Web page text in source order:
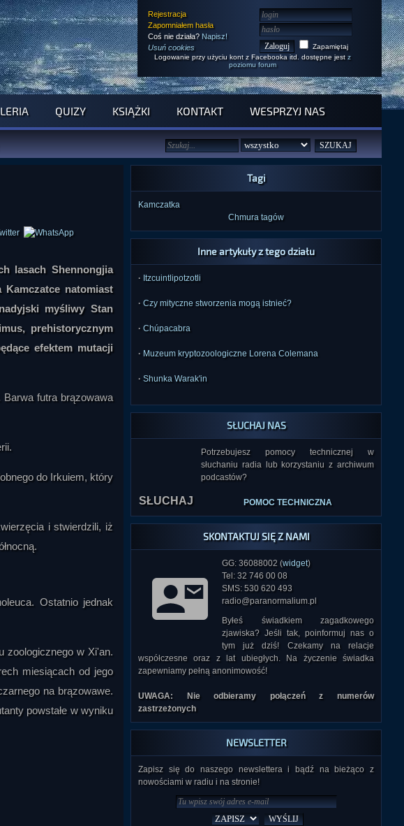
Rejestracja
Zapomniałem hasła
Coś nie działa? Napisz!
Usuń cookies
Zapamiętaj
Logowanie przy użyciu kont z Facebooka itd. dostępne jest z
poziomu forum
QUIZY KSIĄŻKI KONTAKT WESPRZYJ NAS
lasach Shennongjia
natomiast
myśliwy Stan
prehistorycznym
efektem mutacji
Barwa futra brązowawa
do Irkuiem, który
i stwierdzili, iż
Ostatnio jednak
zoologicznego w Xi'an.
miesiącach od jego
na brązowawe.
powstałe w wyniku
Tagi
Kamczatka
Chmura tagów
Inne artykuły z tego działu
· Itzcuintlipotzotli
· Czy mityczne stworzenia mogą istnieć?
· Chúpacabra
· Muzeum kryptozoologiczne Lorena Colemana
· Shunka Warak'in
SŁUCHAJ NAS
SŁUCHAJ
Potrzebujesz pomocy technicznej w
słuchaniu radia lub korzystaniu z archiwum
podcastów?
POMOC TECHNICZNA
SKONTAKTUJ SIĘ Z NAMI
GG: 36088002 (widget)
Tel: 32 746 00 08
SMS: 530 620 493
radio@paranormalium.pl
Byłeś świadkiem zagadkowego
zjawiska? Jeśli tak, poinformuj nas o
tym już dziś! Czekamy na relacje
współczesne oraz z lat ubiegłych. Na życzenie świadka
zapewniamy pełną anonimowość!
UWAGA: Nie odbieramy połączeń z numerów
zastrzeżonych
NEWSLETTER
Zapisz się do naszego newslettera i bądź na bieżąco z
nowościami w radiu i na stronie!